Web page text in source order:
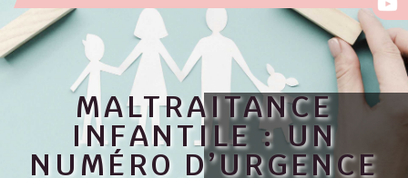
MALTRAITANCE
INFANTILE : UN
NUMÉRO D’URGENCE